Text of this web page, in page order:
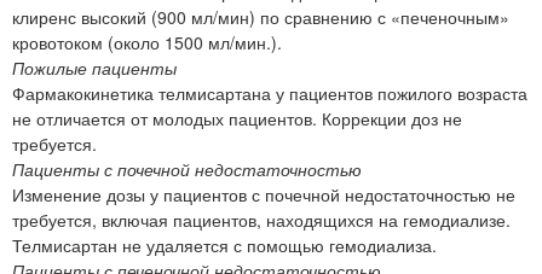
клиренс высокий (900 мл/мин) по сравнению с «печеночным»
кровотоком (около 1500 мл/мин.).
Пожилые пациенты
Фармакокинетика телмисартана у пациентов пожилого возраста
не отличается от молодых пациентов. Коррекции доз не
требуется.
Пациенты с почечной недостаточностью
Изменение дозы у пациентов с почечной недостаточностью не
требуется, включая пациентов, находящихся на гемодиализе.
Телмисартан не удаляется с помощью гемодиализа.